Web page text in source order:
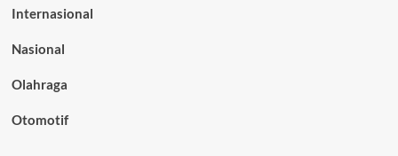
Internasional
Nasional
Olahraga
Otomotif